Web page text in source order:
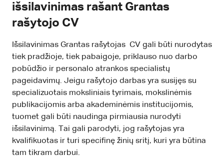
išsilavinimas rašant Grantas
rašytojo CV
Išsilavinimas Grantas rašytojas CV gali būti nurodytas
tiek pradžioje, tiek pabaigoje, priklauso nuo darbo
pobūdžio ir personalo atrankos specialistų
pageidavimų. Jeigu rašytojo darbas yra susijęs su
specializuotais moksliniais tyrimais, mokslinėmis
publikacijomis arba akademinėmis institucijomis,
tuomet gali būti naudinga pirmiausia nurodyti
išsilavinimą. Tai gali parodyti, jog rašytojas yra
kvalifikuotas ir turi specifinę žinių sritį, kuri yra būtina
tam tikram darbui.